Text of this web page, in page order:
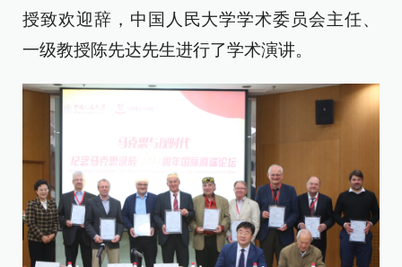
授致欢迎辞，中国人民大学学术委员会主任、
一级教授陈先达先生进行了学术演讲。